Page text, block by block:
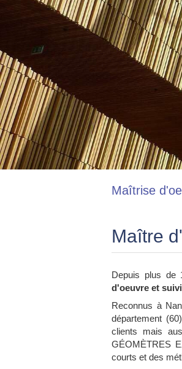
Maîtrise
Maître
Depuis plus de
d'oeuvre et
Reconnus à
département
clients mais
GÉOMÈTRES
courts et des